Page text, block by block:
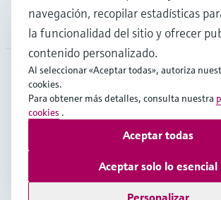
Compañía
CHL Español
Copyright © Endress+Hauser Group
Términos de uso
Protección de
Términos y Condiciones Generales
navegación, recopilar estadísticas
la funcionalidad del sitio y ofrecer
contenido personalizado.
Al seleccionar «Aceptar todas», autoriza
cookies.
Para obtener más detalles, consulta nuestra
cookies .
Personalizar
Aceptar solo lo esencial
Aceptar todas